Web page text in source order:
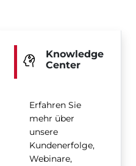
Knowledge
Center
Erfahren Sie
mehr über
unsere
Kundenerfolge,
Webinare,